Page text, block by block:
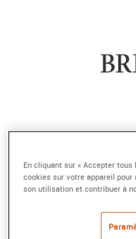
40 mm, titane,
En cliquant sur « Accepter
cookies sur votre appareil
son utilisation et contribuer à